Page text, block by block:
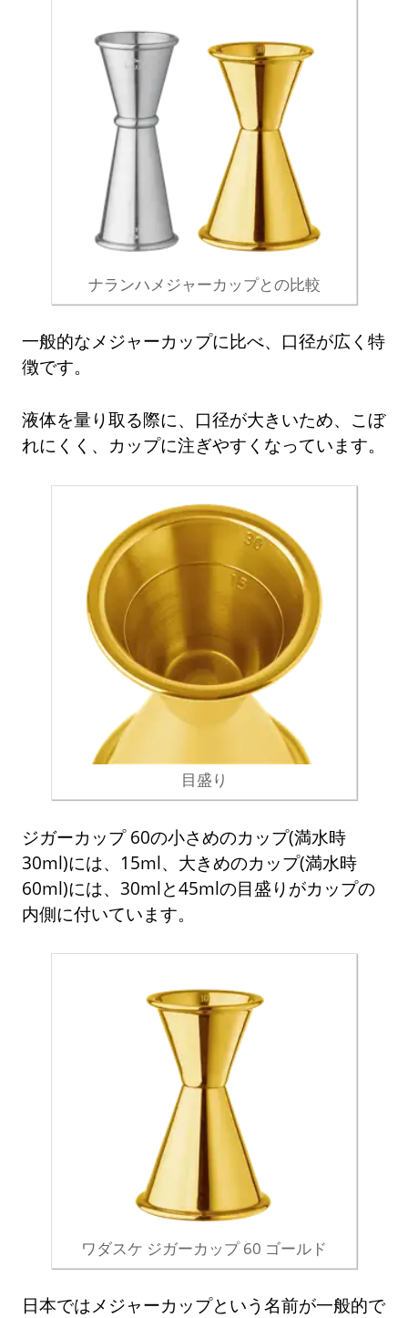
ナランハメジャーカップとの比較
一般的なメジャーカップに比べ、口径が広く特
徴です。
液体を量り取る際に、口径が大きいため、こぼ
れにくく、カップに注ぎやすくなっています。
目盛り
ジガーカップ 60の小さめのカップ(満水時
30ml)には、15ml、大きめのカップ(満水時
60ml)には、30mlと45mlの目盛りがカップの
内側に付いています。
ワダスケ ジガーカップ 60 ゴールド
日本ではメジャーカップという名前が一般的で